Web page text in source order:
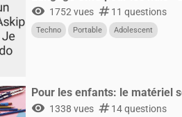
visibility 1752 vues numbers11 questions
Techno Portable Adolescent
Pour les enfants: le matériel
visibility 1338 vues numbers14 questions